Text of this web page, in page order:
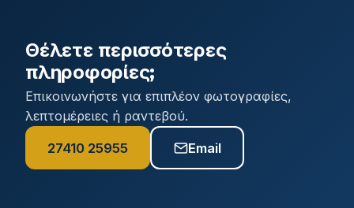
Θέλετε περισσότερες
πληροφορίες;
Επικοινωνήστε για επιπλέον φωτογραφίες,
λεπτομέρειες ή ραντεβού.
27410 25955 Email